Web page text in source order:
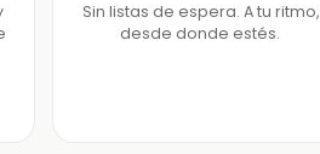
Sin listas de espera. A tu ritmo,
desde donde estés.